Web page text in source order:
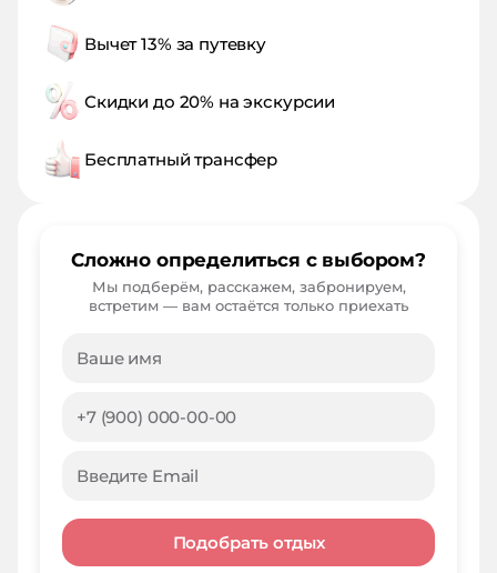
Вычет 13% за путевку
Скидки до 20% на экскурсии
Бесплатный трансфер
Сложно определиться с выбором?
Мы подберём, расскажем, забронируем,
встретим — вам остаётся только приехать
Подобрать отдых